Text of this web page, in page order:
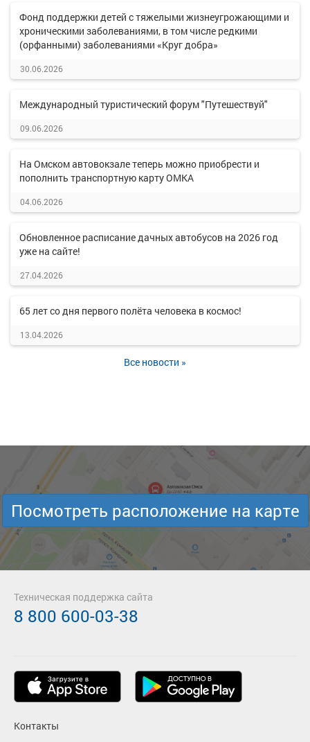
Фонд поддержки детей с тяжелыми жизнеугрожающими и
хроническими заболеваниями, в том числе редкими
(орфанными) заболеваниями «Круг добра»
30.06.2026
Международный туристический форум "Путешествуй"
09.06.2026
На Омском автовокзале теперь можно приобрести и
пополнить транспортную карту ОМКА
04.06.2026
Обновленное расписание дачных автобусов на 2026 год
уже на сайте!
27.04.2026
65 лет со дня первого полёта человека в космос!
13.04.2026
Все новости »
Посмотреть расположение на карте
Контакты
Техническая поддержка сайта
8 800 600-03-38